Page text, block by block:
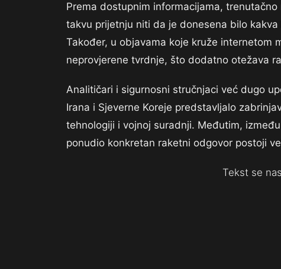
Prema dostupnim informacijama,
takvu prijetnju niti da je donesena bilo
Također, u objavama koje kruže internetom
neprovjerene tvrdnje, što dodatno otežava
Analitičari i sigurnosni stručnjaci već dugo
Irana i Sjeverne Koreje predstavljalo
tehnologiji i vojnoj suradnji. Međutim,
ponudio konkretan raketni odgovor postoji
Tekst se